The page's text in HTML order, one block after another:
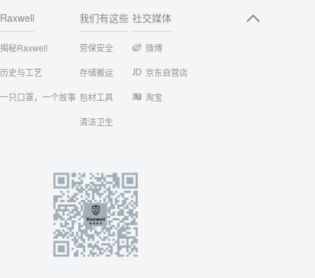
Raxwell
揭秘Raxwell
历史与工艺
一只口罩，一个故事
我们有这些
劳保安全
存储搬运
包材工具
清洁卫生
社交媒体
微博
京东自营店
淘宝